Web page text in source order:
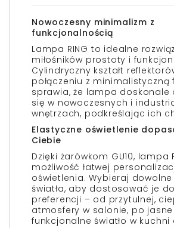
Nowoczesny minimalizm z
funkcjonalnością
Lampa RING to idealne
miłośników prostoty i
Cylindryczny kształt
połączeniu z minimalistyczną
sprawia, że lampa doskonale
się w nowoczesnych i
wnętrzach, podkreślając ich
Elastyczne oświetlenie
Ciebie
Dzięki żarówkom GU10, lampa
możliwość łatwej
oświetlenia. Wybieraj
światła, aby dostosować je
preferencji – od przytulnej,
atmosfery w salonie, po jasne
funkcjonalne światło w kuchni